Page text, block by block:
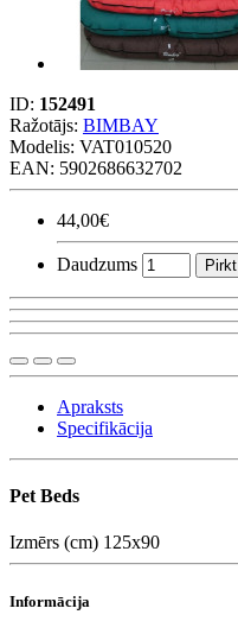
ID: 152491
Ražotājs: BIMBAY
Modelis: VAT010520
EAN: 5902686632702
44,00€
Daudzums Pirkt
Apraksts
Specifikācija
Pet Beds
Izmērs (cm) 125x90
Informācija